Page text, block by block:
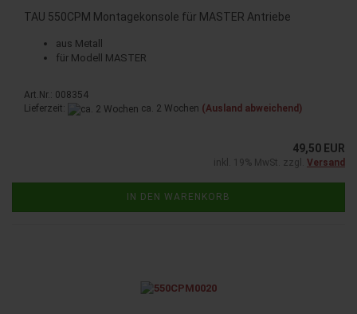
TAU 550CPM Montagekonsole für MASTER Antriebe
aus Metall
für Modell MASTER
Art.Nr.: 008354
Lieferzeit:
ca. 2 Wochen (Ausland abweichend)
49,50 EUR
inkl. 19% MwSt. zzgl. Versand
IN DEN WARENKORB